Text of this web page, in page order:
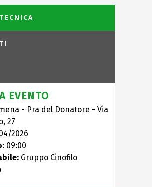
EVENTO
- Pra del Donatore - Via
27
2026
09:00
Gruppo Cinofilo